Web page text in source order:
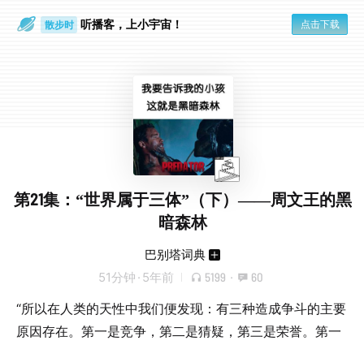
通勤路上 听播客，上小宇宙！ 点击下载
第21集：“世界属于三体”（下）——周文王的黑
暗森林
巴别塔词典
51分钟 · 5年前 5199 · 60
“所以在人类的天性中我们便发现：有三种造成争斗的主要
原因存在。第一是竞争，第二是猜疑，第三是荣誉。第一